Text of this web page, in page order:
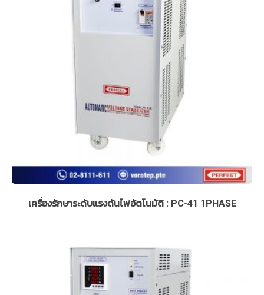
เครื่องรักษาระดับแรงดันไฟอัตโนมัติ : PC-41 1PHASE